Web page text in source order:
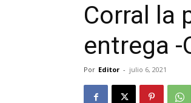
Corral la
entrega -
Por Editor - julio 6, 2021